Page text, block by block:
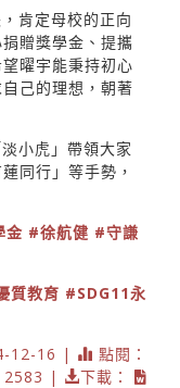
肯定母校的正向
贈獎學金、提攜
曜宇能秉持初心
己的理想，朝著
小虎」帶領大家
同行」等手勢，
金 #徐航健 #守謙
質教育 #SDG11永
12-16 |
點閱：
2583 |
下載：